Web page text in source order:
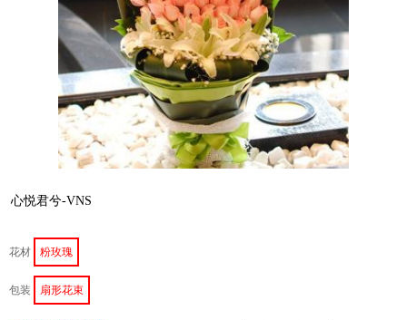
心悦君兮-VNS
花材 粉玫瑰
包装 扇形花束